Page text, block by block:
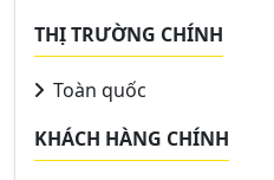
THỊ TRƯỜNG CHÍNH
Toàn quốc
KHÁCH HÀNG CHÍNH